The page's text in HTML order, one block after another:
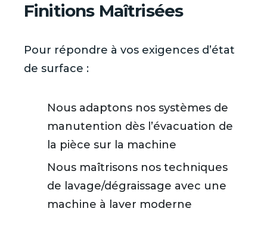
Finitions Maîtrisées
Pour répondre à vos exigences d’état
de surface :
Nous adaptons nos systèmes de
manutention dès l’évacuation de
la pièce sur la machine
Nous maîtrisons nos techniques
de lavage/dégraissage avec une
machine à laver moderne